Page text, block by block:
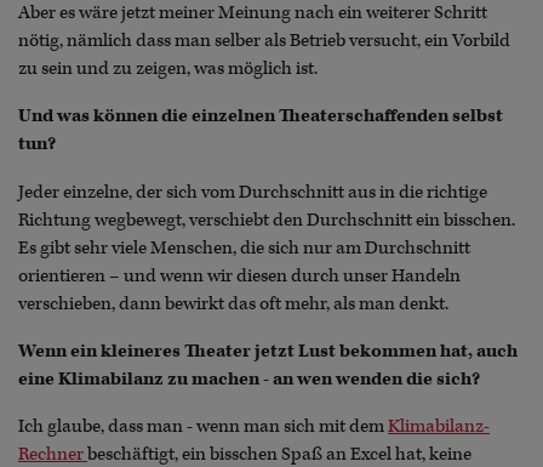
Aber es wäre jetzt meiner Meinung nach ein weiterer Schritt
nötig, nämlich dass man selber als Betrieb versucht, ein Vorbild
zu sein und zu zeigen, was möglich ist.
Und was können die einzelnen Theaterschaffenden selbst
tun?
Jeder einzelne, der sich vom Durchschnitt aus in die richtige
Richtung wegbewegt, verschiebt den Durchschnitt ein bisschen.
Es gibt sehr viele Menschen, die sich nur am Durchschnitt
orientieren – und wenn wir diesen durch unser Handeln
verschieben, dann bewirkt das oft mehr, als man denkt.
Wenn ein kleineres Theater jetzt Lust bekommen hat, auch
eine Klimabilanz zu machen - an wen wenden die sich?
Ich glaube, dass man - wenn man sich mit demKlimabilanz-
Rechnerbeschäftigt, ein bisschen Spaß an Excel hat, keine